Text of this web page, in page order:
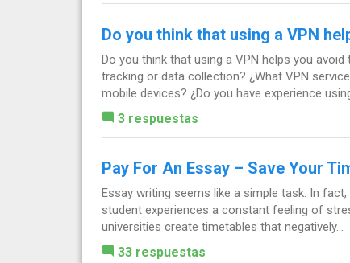
Do you think that using a VPN
Do you think that using a VPN helps you
tracking or data collection? ¿What VPN
mobile devices? ¿Do you have experience
3 respuestas
Pay For An Essay – Save Your
Essay writing seems like a simple task. In
student experiences a constant feeling of
universities create timetables that negatively...
33 respuestas